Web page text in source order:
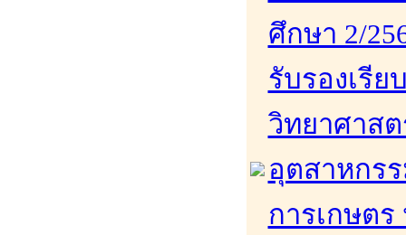
ศึกษา 2/
รับรองเรี
วิทยาศาส
อุตสาหกร
การเกษต